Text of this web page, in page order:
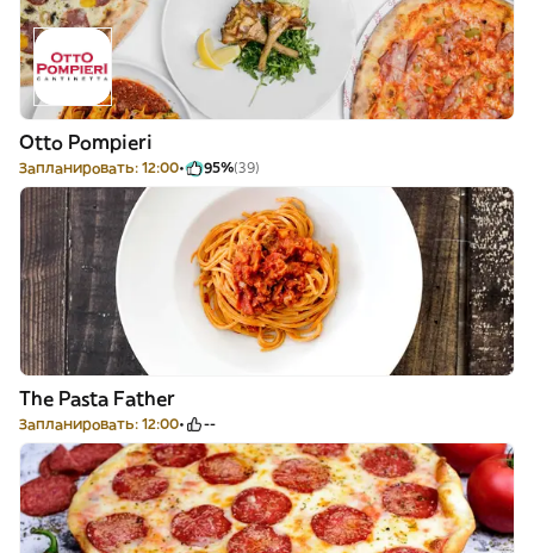
Otto Pompieri
Запланировать: 12:00 95%(39)
The Pasta Father
Запланировать: 12:00 --